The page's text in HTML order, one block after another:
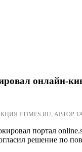
онлайн-
FTIMES.RU, АВТОР
портал
решение по